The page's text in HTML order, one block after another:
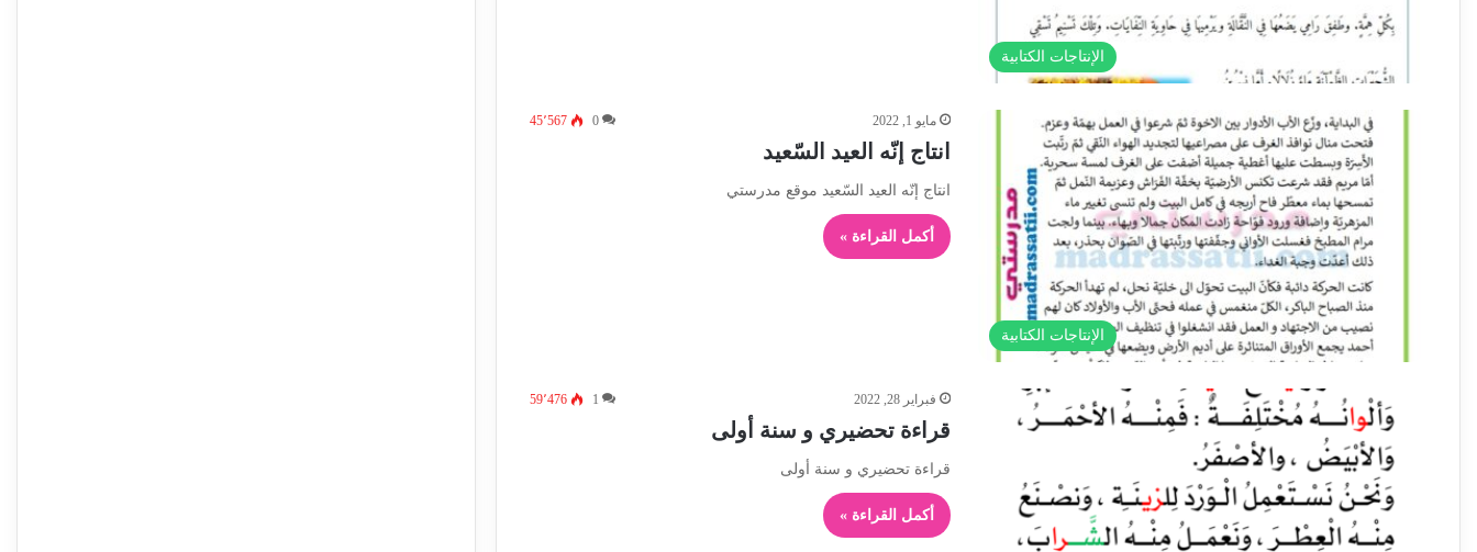
الإنتاجات الكتابية
الإنتاجات الكتابية
مايو 1, 2022 0 45٬567
انتاج إنّه العيد السّعيد
انتاج إنّه العيد السّعيد موقع مدرستي
أكمل القراءة »
فبراير 28, 2022 1 59٬476
قراءة تحضيري و سنة أولى
قراءة تحضيري و سنة أولى
أكمل القراءة »